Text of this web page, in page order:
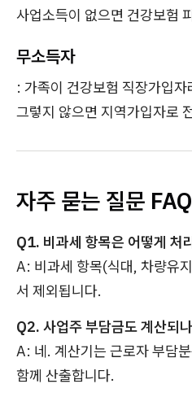
사업소득이 없으면 건강보험
무소득자
: 가족이 건강보험 직장가입
그렇지 않으면 지역가입자로
자주 묻는 질문 FAQ
Q1. 비과세 항목은 어떻게 처
A: 비과세 항목(식대, 차량유
서 제외됩니다.
Q2. 사업주 부담금도 계산되
A: 네. 계산기는 근로자 부담
함께 산출합니다.